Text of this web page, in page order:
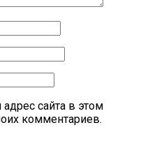
сайта в этом
комментариев.